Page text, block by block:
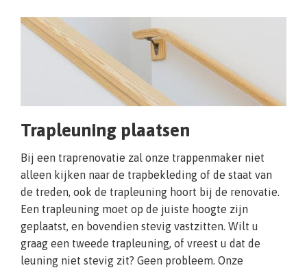
Trapleuning plaatsen
Bij een traprenovatie zal onze trappenmaker niet
alleen kijken naar de trapbekleding of de staat van
de treden, ook de trapleuning hoort bij de renovatie.
Een trapleuning moet op de juiste hoogte zijn
geplaatst, en bovendien stevig vastzitten. Wilt u
graag een tweede trapleuning, of vreest u dat de
leuning niet stevig zit? Geen probleem. Onze